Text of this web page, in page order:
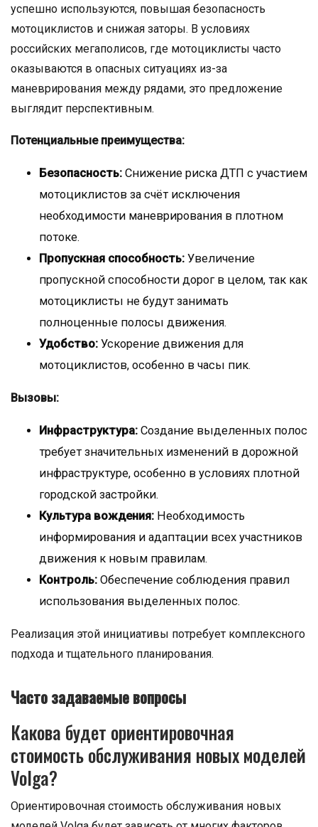
успешно используются, повышая безопасность
мотоциклистов и снижая заторы. В условиях
российских мегаполисов, где мотоциклисты часто
оказываются в опасных ситуациях из-за
маневрирования между рядами, это предложение
выглядит перспективным.
Потенциальные преимущества:
Безопасность: Снижение риска ДТП с участием
мотоциклистов за счёт исключения
необходимости маневрирования в плотном
потоке.
Пропускная способность: Увеличение
пропускной способности дорог в целом, так как
мотоциклисты не будут занимать
полноценные полосы движения.
Удобство: Ускорение движения для
мотоциклистов, особенно в часы пик.
Вызовы:
Инфраструктура: Создание выделенных полос
требует значительных изменений в дорожной
инфраструктуре, особенно в условиях плотной
городской застройки.
Культура вождения: Необходимость
информирования и адаптации всех участников
движения к новым правилам.
Контроль: Обеспечение соблюдения правил
использования выделенных полос.
Реализация этой инициативы потребует комплексного
подхода и тщательного планирования.
Часто задаваемые вопросы
Какова будет ориентировочная
стоимость обслуживания новых моделей
Volga?
Ориентировочная стоимость обслуживания новых